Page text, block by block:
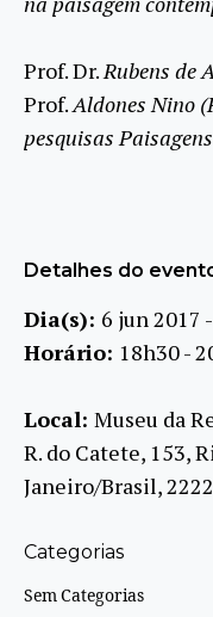
Prof. Dr.Rubens de
Prof.Aldones Nino
pesquisas
Detalhes do
Dia(s): 6 jun 2017
Horário: 18h30 -
Local: Museu da
R. do Catete, 153,
Janeiro/Brasil,
Categorias
Sem Categorias